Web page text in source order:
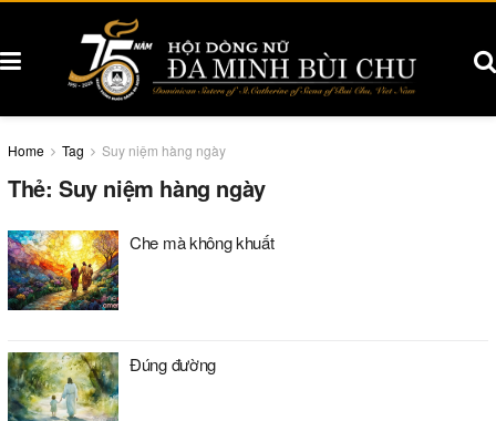
Home Tag Suy niệm hàng ngày
Thẻ: Suy niệm hàng ngày
Che mà không khuất
Đúng đường